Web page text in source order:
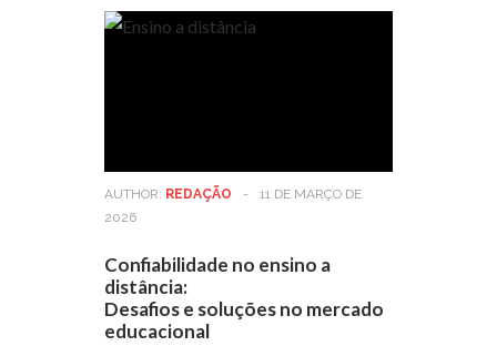
AUTHOR: REDAÇÃO -
11 DE MARÇO DE
2026
Confiabilidade no ensino a
distância:
Desafios e soluções no mercado
educacional